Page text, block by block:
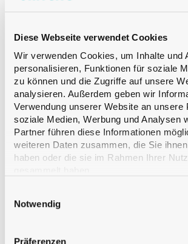
Diese Webseite verwendet Cookies
Wir verwenden Cookies, um Inhalte und
personalisieren, Funktionen für soziale
zu können und die Zugriffe auf unsere
analysieren. Außerdem geben wir
Verwendung unserer Website an unsere
soziale Medien, Werbung und Analysen
Partner führen diese Informationen
weiteren Daten zusammen, die Sie
haben oder die sie im Rahmen Ihrer
Notwendig
Präferenzen
PRODUKT
Produkt Opening
Produkt Capacity
PRODUKT
DIAMETER
PRODUKTWHISKYFLASCHE SPIRIT GPI 50 CL